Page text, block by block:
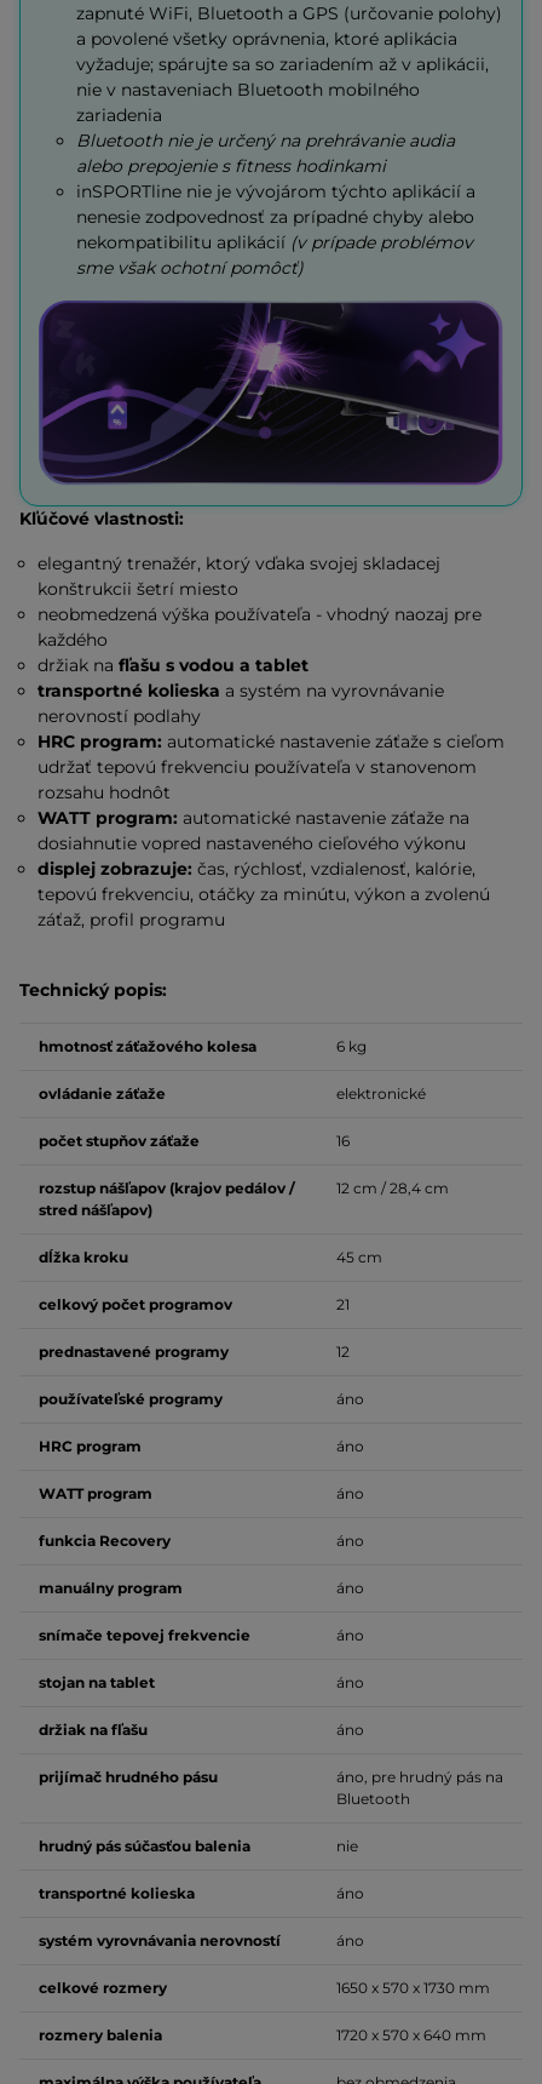
zapnuté WiFi, Bluetooth a GPS (určovanie polohy)
a povolené všetky oprávnenia, ktoré aplikácia
vyžaduje; spárujte sa so zariadením až v aplikácii,
nie v nastaveniach Bluetooth mobilného
zariadenia
Bluetooth nie je určený na prehrávanie audia
alebo prepojenie s fitness hodinkami
inSPORTline nie je vývojárom týchto aplikácií a
nenesie zodpovednosť za prípadné chyby alebo
nekompatibilitu aplikácií(v prípade problémov
sme však ochotní pomôcť)
Kľúčové vlastnosti:
elegantný trenažér, ktorý vďaka svojej skladacej
konštrukcii šetrí miesto
neobmedzená výška používateľa - vhodný naozaj pre
každého
držiak nafľašu s vodou a tablet
transportné kolieska a systém na vyrovnávanie
nerovností podlahy
HRC program: automatické nastavenie záťaže s cieľom
udržať tepovú frekvenciu používateľa v stanovenom
rozsahu hodnôt
WATT program: automatické nastavenie záťaže na
dosiahnutie vopred nastaveného cieľového výkonu
displej zobrazuje:čas, rýchlosť, vzdialenosť, kalórie,
tepovú frekvenciu, otáčky za minútu, výkon a zvolenú
záťaž, profil programu
Technický popis:
hmotnosť záťažového kolesa 6 kg
ovládanie záťaže elektronické
počet stupňov záťaže 16
rozstup nášľapov (krajov pedálov /
stred nášľapov)
12 cm / 28,4 cm
dĺžka kroku 45 cm
celkový počet programov 21
prednastavené programy 12
používateľské programy áno
HRC program áno
WATT program áno
funkcia Recovery áno
manuálny program áno
snímače tepovej frekvencie áno
stojan na tablet áno
držiak na fľašu áno
prijímač hrudného pásu
áno, pre hrudný pás na
Bluetooth
hrudný pás súčasťou balenia nie
transportné kolieska áno
systém vyrovnávania nerovností áno
celkové rozmery 1650 x 570 x 1730 mm
rozmery balenia 1720 x 570 x 640 mm